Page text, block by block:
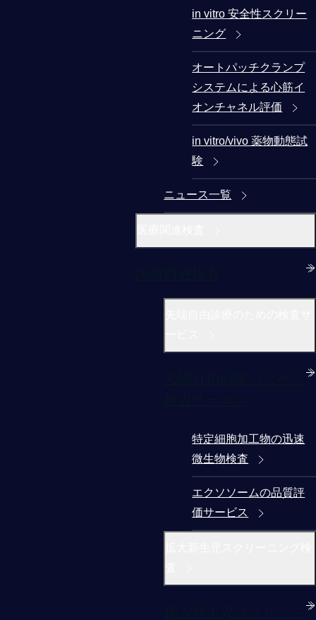
in vitro 安全性スクリー
ニング
オートパッチクランプ
システムによる心筋イ
オンチャネル評価
in vitro/vivo 薬物動態試
験
ニュース一覧
特定細胞加工物の迅速
微生物検査
エクソソームの品質評
価サービス